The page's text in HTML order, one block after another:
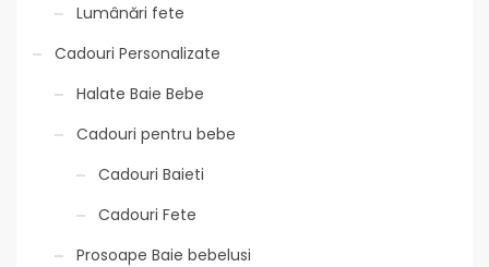
Lumânări fete
Cadouri Personalizate
Halate Baie Bebe
Cadouri pentru bebe
Cadouri Baieti
Cadouri Fete
Prosoape Baie bebelusi